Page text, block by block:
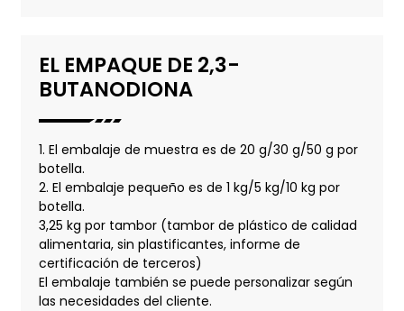
EL EMPAQUE DE 2,3-
BUTANODIONA
1. El embalaje de muestra es de 20 g/30 g/50 g por
botella.
2. El embalaje pequeño es de 1 kg/5 kg/10 kg por
botella.
3,25 kg por tambor (tambor de plástico de calidad
alimentaria, sin plastificantes, informe de
certificación de terceros)
El embalaje también se puede personalizar según
las necesidades del cliente.